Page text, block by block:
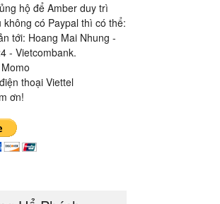
hộ để Amber duy trì
không có Paypal thì có thể:
tới: Hoang Mai Nhung -
- Vietcombank.
thoại Viettel
ơn!